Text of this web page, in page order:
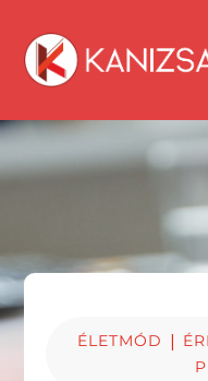
ÉLETMÓD |